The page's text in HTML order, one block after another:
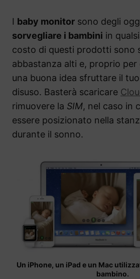
I baby monitor sono degli
sorvegliare i bambini in
costo di questi prodotti sono
abbastanza alti e, proprio per
una buona idea sfruttare il
disuso. Basterà scaricare
rimuovere la SIM, nel caso in
essere posizionato nella
durante il sonno.
Un iPhone, un iPad e un Mac
bambino.